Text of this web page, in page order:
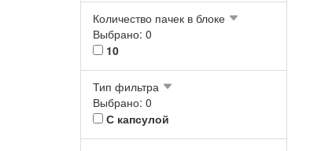
Количество пачек в блоке
Выбрано: 0
10
Тип фильтра
Выбрано: 0
С капсулой